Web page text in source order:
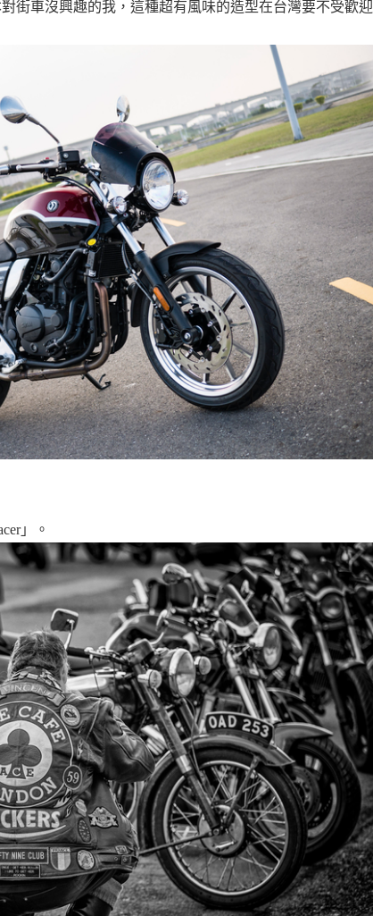
街車沒興趣的我，這種超有風味的造型在台灣要不受歡迎
」。